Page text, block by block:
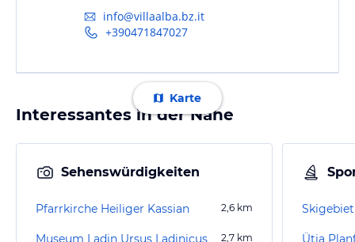
info@villaalba.bz.it
+390471847027
Karte
Interessantes in der Nähe
Sehenswürdigkeiten
Pfarrkirche Heiliger Kassian 2,6 km
Museum Ladin Ursus Ladinicus 2,7 km Ütia